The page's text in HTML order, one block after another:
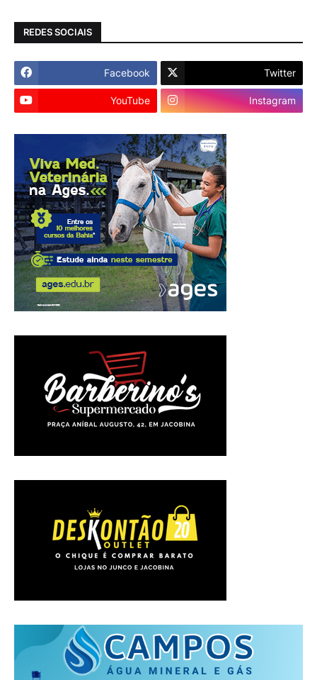
REDES SOCIAIS
Facebook Twitter
YouTube Instagram